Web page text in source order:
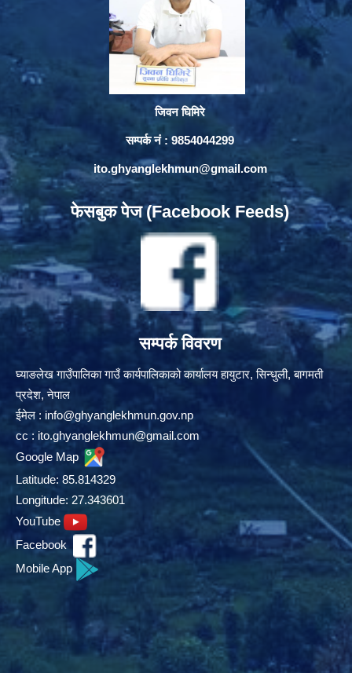
जिवन घिमिरे
सम्पर्क नं : 9854044299
ito.ghyanglekhmun@gmail.com
फेसबुक पेज (Facebook Feeds)
सम्पर्क विवरण
घ्याङलेख गाउँपालिका गाउँ कार्यपालिकाको कार्यालय हायुटार, सिन्धुली, बागमती
प्रदेश, नेपाल
ईमेल : info@ghyanglekhmun.gov.np
cc : ito.ghyanglekhmun@gmail.com
Google Map
Latitude: 85.814329
Longitude: 27.343601
YouTube
Facebook
Mobile App